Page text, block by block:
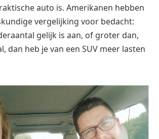
auto is. Amerikanen hebben
vergelijking voor bedacht:
gelijk is aan, of groter dan,
dan heb je van een SUV meer lasten